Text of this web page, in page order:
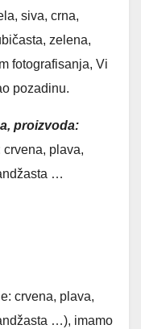
siva, crna,
zelena,
fotografisanja, Vi
pozadinu.
proizvoda:
plava,
…
crvena, plava,
…), imamo